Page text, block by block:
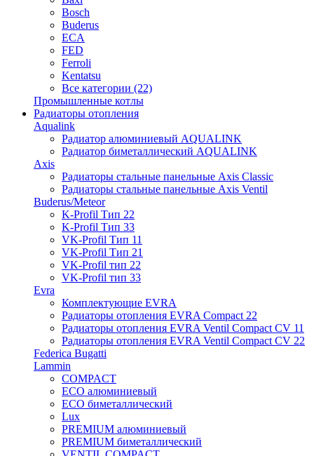
Bosch
Buderus
ECA
FED
Ferroli
Kentatsu
Все категории (22)
Промышленные котлы
Радиаторы отопления
Aqualink
Радиатор алюминиевый AQUALINK
Радиатор биметаллический AQUALINK
Axis
Радиаторы стальные панельные Axis Classic
Радиаторы стальные панельные Axis Ventil
Buderus/Meteor
K-Profil Тип 22
K-Profil Тип 33
VK-Profil Тип 11
VK-Profil Тип 21
VK-Profil тип 22
VK-Profil тип 33
Evra
Комплектующие EVRA
Радиаторы отопления EVRA Compact 22
Радиаторы отопления EVRA Ventil Compact CV 11
Радиаторы отопления EVRA Ventil Compact CV 22
Federica Bugatti
Lammin
COMPACT
ECO алюминиевый
ECO биметаллический
Lux
PREMIUM алюминиевый
PREMIUM биметаллический